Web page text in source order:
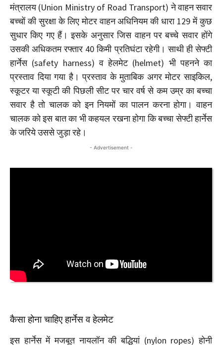
मंत्रालय (Union Ministry of Road Transport) ने वाहन सवार
बच्चों की सुरक्षा के लिए मोटर वाहन अधिनियम की धारा 129 में कुछ
सुधार किए गए हैं। इसके अनुसार जिस वाहन पर बच्चे सवार होंगे
उसकी अधिकतम रफ्तार 40 किमी प्रतिघंटा रहेगी। साथी ही सेफ्टी
हार्नेस (safety harness) व हेलमेट (helmet) भी पहनने का
प्रस्ताव दिया गया है। प्रस्ताव के मुताबिक अगर मोटर साइकिल,
स्कूटर या स्कूटी की पिछली सीट पर चार वर्ष से कम उम्र का बच्चा
सवार है तो चालक को इन नियमों का पालन करना होगा। वाहन
चालक को इस बात का भी कहयल रखना होगा कि बच्चा सेफ्टी हार्नेस
के जरिये उससे जुड़ा रहे।
- Advertisement -
कैसा होना चाहिए हार्नेस व हेलमेट
इस हार्नेस में मजबूत नायलॉन की बद्धियां (nylon ropes) होनी